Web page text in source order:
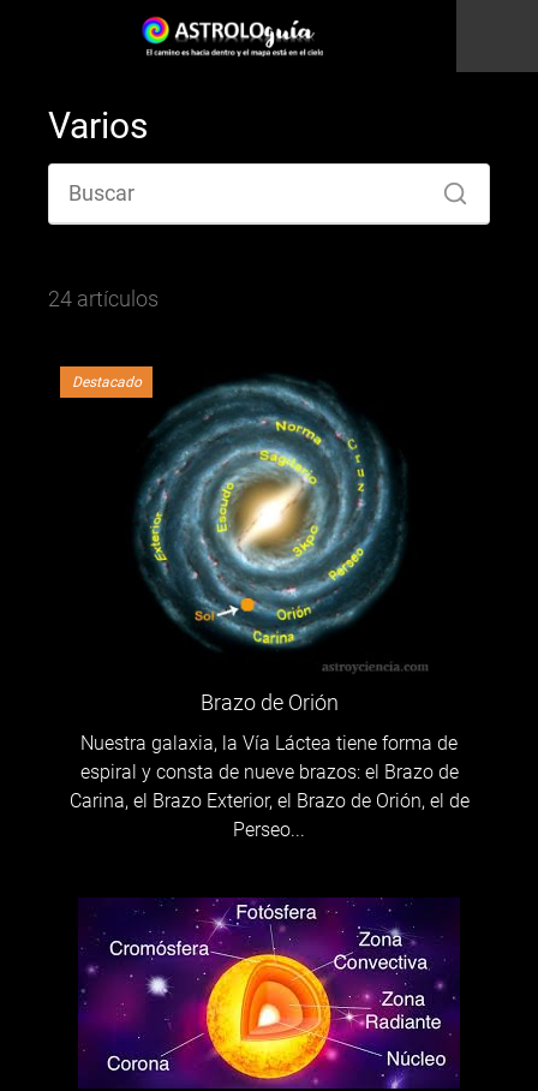
Varios
24 artículos
Destacado
Brazo de Orión
Nuestra galaxia, la Vía Láctea tiene forma de
espiral y consta de nueve brazos: el Brazo de
Carina, el Brazo Exterior, el Brazo de Orión, el de
Perseo...